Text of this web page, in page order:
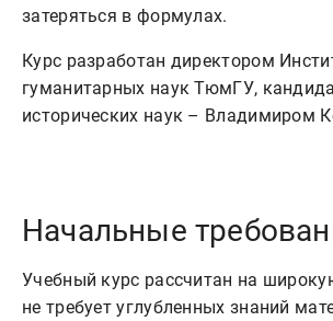
затеряться в формулах.
Курс разработан директором
гуманитарных наук ТюмГУ,
исторических наук – Владимиром
Начальные
Учебный курс рассчитан на
не требует углубленных знаний